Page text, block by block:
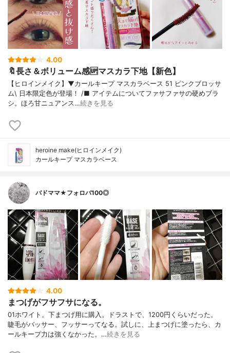
4.00
🔖長さ＆ボリューム感🆙マスカラ下地【新色】
【ヒロインメイク】▼カールキープ マスカラベース 51 ピンクブロッサ
ム\ 日本限定色が登場！ /■ アイテムについてファサファサの硬めブラ
シ。ほろ甘ニュアンス…続きを見る
heroine make(ヒロインメイク)
カールキープ マスカラベース
バドママ★フォロバ100◎
4.00
まつげがフサフサになる。
01ホワイト。下まつげ用に購入。ドラストで、1200円くらいだった。
睫毛がバッサー、フッサーってなる。試しに、上まつげに塗ったら、カ
ールキープ力は強くなかった。…続きを見る